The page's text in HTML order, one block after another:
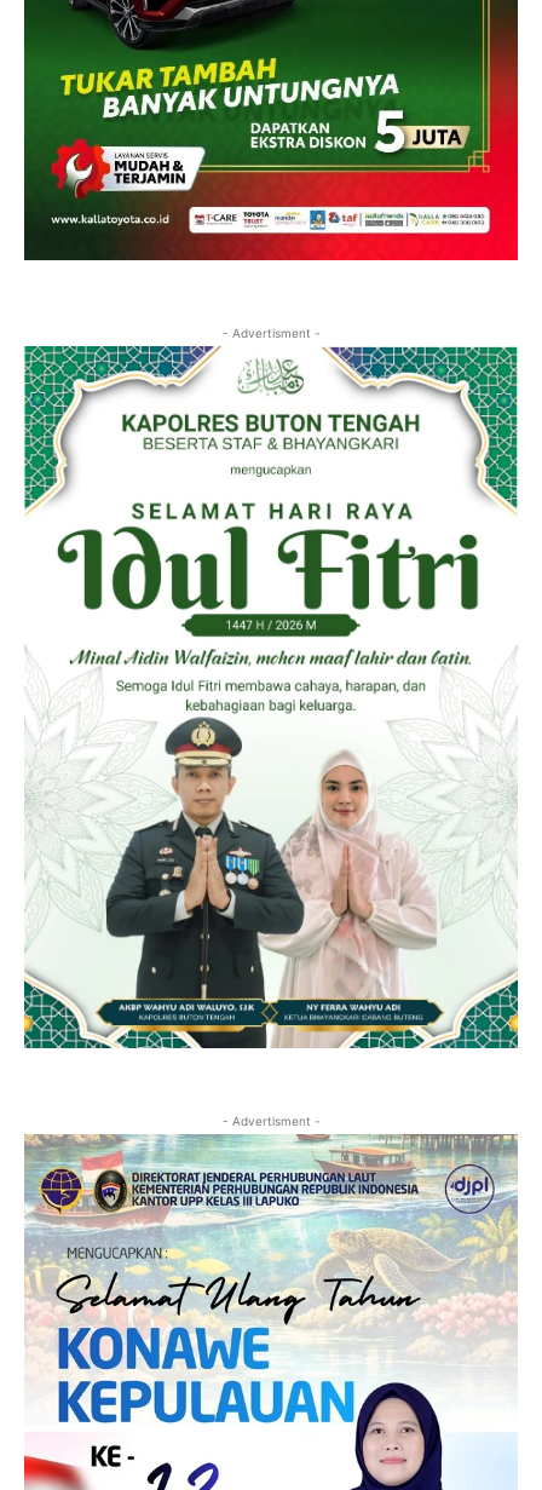
- Advertisment -
- Advertisment -